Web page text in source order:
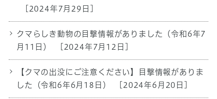
[2024年7月29日]
クマらしき動物の目撃情報がありました（令和6年7
月11日）
[2024年7月12日]
【クマの出没にご注意ください】目撃情報がありま
した（令和6年6月18日）
[2024年6月20日]